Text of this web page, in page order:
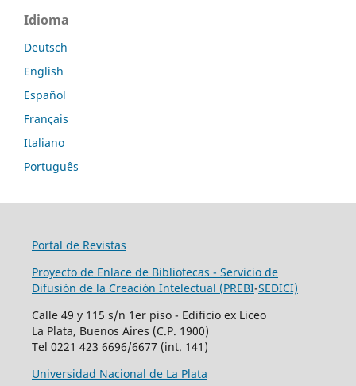
Idioma
Deutsch
English
Español
Français
Italiano
Português
Portal de Revistas
Proyecto de Enlace de Bibliotecas - Servicio de
Difusión de la Creación Intelectual (PREBI-SEDICI)
Calle 49 y 115 s/n 1er piso - Edificio ex Liceo
La Plata, Buenos Aires (C.P. 1900)
Tel 0221 423 6696/6677 (int. 141)
Universidad Nacional de La Plata